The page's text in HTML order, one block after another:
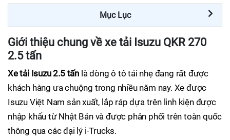
Mục Lục
Giới thiệu chung về xe tải Isuzu QKR 270
2.5 tấn
Xe tải Isuzu 2.5 tấn là dòng ô tô tải nhẹ đang rất được
khách hàng ưa chuộng trong nhiều năm nay. Xe được
Isuzu Việt Nam sản xuất, lắp ráp dựa trên linh kiện được
nhập khẩu từ Nhật Bản và được phân phối trên toàn quốc
thông qua các đại lý i-Trucks.